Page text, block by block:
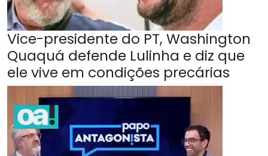
Vice-presidente do PT, Washington
Quaquá defende Lulinha e diz que
ele vive em condições precárias